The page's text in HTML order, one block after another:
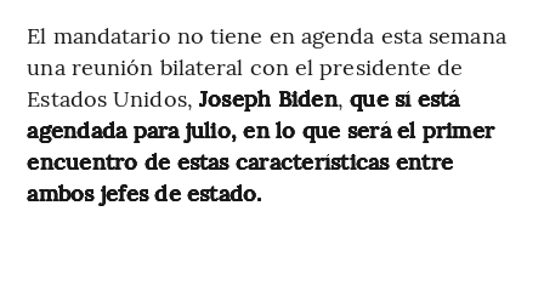
El mandatario no tiene en agenda esta semana
una reunión bilateral con el presidente de
Estados Unidos, Joseph Biden,que sí está
agendada para julio, en lo que será el primer
encuentro de estas características entre
ambos jefes de estado.